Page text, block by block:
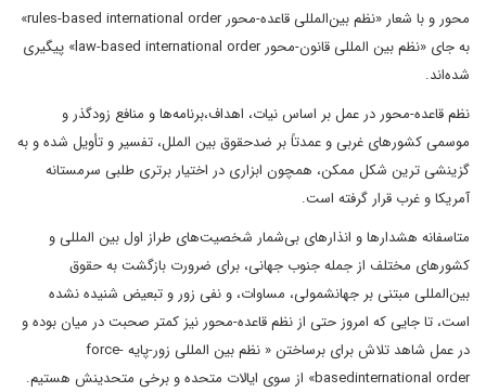
محور و با شعار «نظم بین‌المللی قاعده-محور rules-based international order»
به جای «نظم بین المللی قانون-محور law-based international order» پیگیری
شده‌اند.
نظم قاعده-محور در عمل بر اساس نیات، اهداف،برنامه‌ها و منافع زودگذر و
موسمی کشورهای غربی و عمدتاً بر ضدحقوق بین الملل، تفسیر و تأویل شده و به
گزینشی ترین شکل ممکن، همچون ابزاری در اختیار برتری طلبی سرمستانه
آمریکا و غرب قرار گرفته است.
متاسفانه هشدارها و انذارهای بی‌شمار شخصیت‌های طراز اول بین المللی و
کشورهای مختلف از جمله جنوب جهانی، برای ضرورت بازگشت به حقوق
بین‌المللی مبتنی بر جهانشمولی، مساوات، و نفی زور و تبعیض شنیده نشده
است، تا جایی که امروز حتی از نظم قاعده-محور نیز کمتر صحبت در میان بوده و
در عمل شاهد تلاش برای برساختن « نظم بین المللی زور-پایه force-
basedinternational order» از سوی ایالات متحده و برخی متحدینش هستیم.